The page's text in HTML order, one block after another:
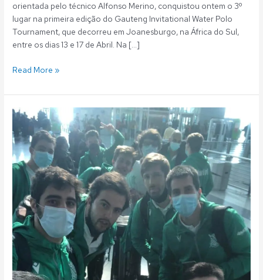
orientada pelo técnico Alfonso Merino, conquistou ontem o 3º
lugar na primeira edição do Gauteng Invitational Water Polo
Tournament, que decorreu em Joanesburgo, na África do Sul,
entre os dias 13 e 17 de Abril. Na […]
Read More »
Polo
Aquático:
Equipa
masculina
disputa
Gauteng
Invitational
Water
Polo
Tournament
em
Joanesburgo